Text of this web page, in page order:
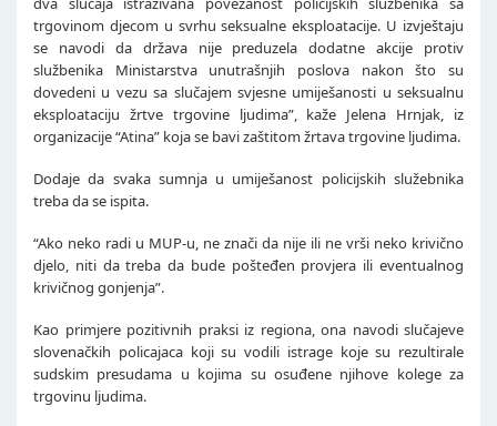
trgovinom djecom u svrhu seksualne eksploatacije. U izvještaju
se navodi da država nije preduzela dodatne akcije protiv
službenika Ministarstva unutrašnjih poslova nakon što su
dovedeni u vezu sa slučajem svjesne umiješanosti u seksualnu
eksploataciju žrtve trgovine ljudima”, kaže Jelena Hrnjak, iz
organizacije “Atina” koja se bavi zaštitom žrtava trgovine ljudima.
Dodaje da svaka sumnja u umiješanost policijskih služebnika
treba da se ispita.
“Ako neko radi u MUP-u, ne znači da nije ili ne vrši neko krivično
djelo, niti da treba da bude pošteđen provjera ili eventualnog
krivičnog gonjenja”.
Kao primjere pozitivnih praksi iz regiona, ona navodi slučajeve
slovenačkih policajaca koji su vodili istrage koje su rezultirale
sudskim presudama u kojima su osuđene njihove kolege za
trgovinu ljudima.